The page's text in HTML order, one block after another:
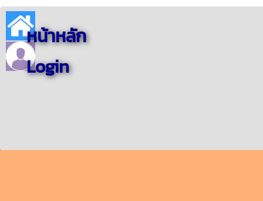
หน้าหลัก
Login